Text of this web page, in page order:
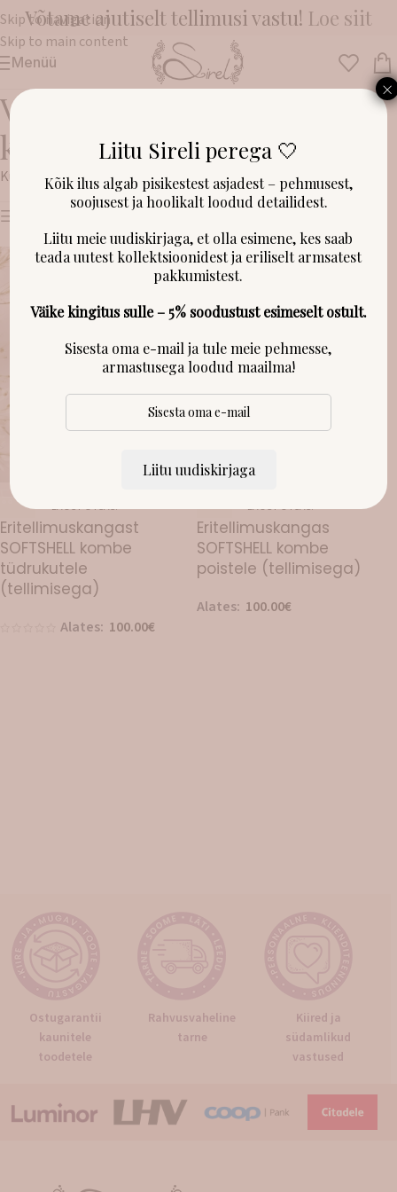
Skip to navigation
Skip to main content
Võtame ajutiselt tellimusi vastu! Loe siit
Menüü
Voodrita
kevadeks/sügiseks
Kuvatakse kõik 2 tulemust
Näita filtreid
LAOST OTSAS!
Eritellimuskangast
SOFTSHELL kombe
tüdrukutele
(tellimisega)
Alates: 100.00€
LAOST OTSAS!
Eritellimuskangas
SOFTSHELL kombe
poistele (tellimisega)
Alates: 100.00€
Ostugarantii
kaunitele
toodetele
Rahvusvaheline
tarne
Kiired ja
südamlikud
vastused
Liitu Sireli perega 🤍
Kõik ilus algab pisikestest asjadest – pehmusest,
soojusest ja hoolikalt loodud detailidest.
Liitu meie uudiskirjaga, et olla esimene, kes saab
teada uutest kollektsioonidest ja eriliselt armsatest
pakkumistest.
Väike kingitus sulle – 5% soodustust esimeselt ostult.
Sisesta oma e-mail ja tule meie pehmesse,
armastusega loodud maailma!
Liitu uudiskirjaga
×